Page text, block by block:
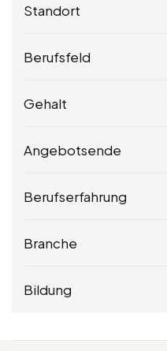
Standort
Berufsfeld
Gehalt
Angebotsende
Berufserfahrung
Branche
Bildung